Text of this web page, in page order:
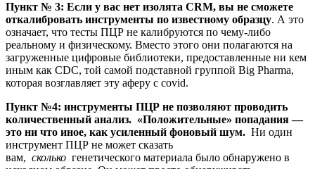
Пункт № 3: Если у вас нет изолята CRM, вы не сможете
откалибровать инструменты по известному образцу. А это
означает, что тесты ПЦР не калибруются по чему-либо
реальному и физическому. Вместо этого они полагаются на
загруженные цифровые библиотеки, предоставленные ни кем
иным как CDC, той самой подставной группой Big Pharma,
которая возглавляет эту аферу с covid.
Пункт №4: инструменты ПЦР не позволяют проводить
количественный анализ. «Положительные» попадания —
это ни что иное, как усиленный фоновый шум. Ни один
инструмент ПЦР не может сказать
вам, сколько генетического материала было обнаружено в